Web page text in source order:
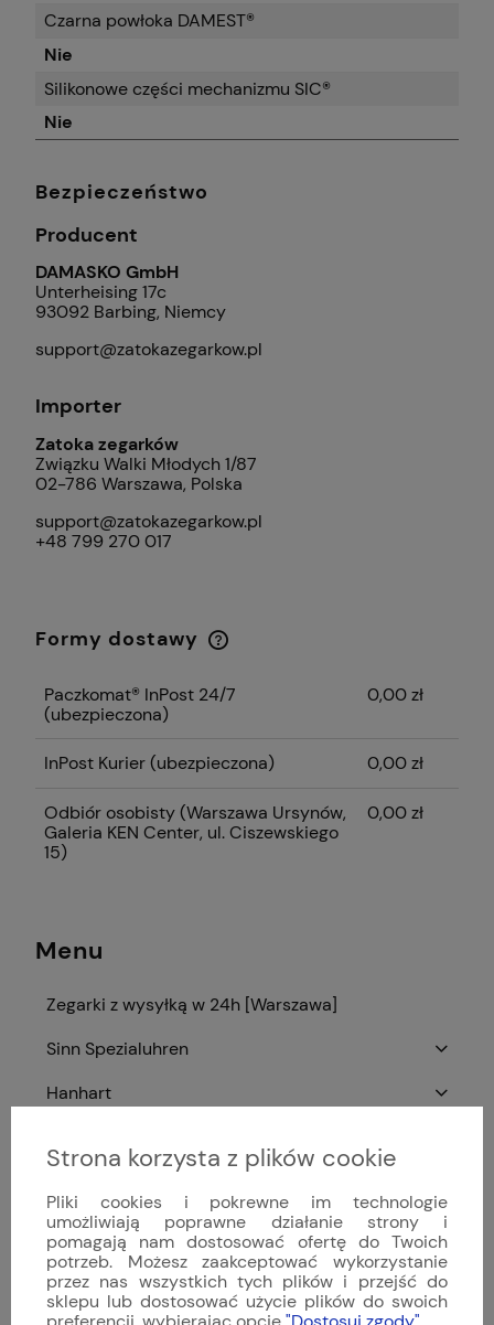
Czarna powłoka DAMEST®
Nie
Silikonowe części mechanizmu SIC®
Nie
Bezpieczeństwo
Producent
DAMASKO GmbH
Unterheising 17c
93092 Barbing, Niemcy
support@zatokazegarkow.pl
Importer
Zatoka zegarków
Związku Walki Młodych 1/87
02-786 Warszawa, Polska
support@zatokazegarkow.pl
+48 799 270 017
Formy dostawy
Cena nie zawiera ewentualnych kosztów
Paczkomat® InPost 24/7
(ubezpieczona)
0,00 zł
InPost Kurier (ubezpieczona) 0,00 zł
Odbiór osobisty(Warszawa Ursynów,
Galeria KEN Center, ul. Ciszewskiego
15)
0,00 zł
Menu
Zegarki z wysyłką w 24h [Warszawa]
Sinn Spezialuhren
Hanhart
Paski do zegarków
Paski do zegarków - kolor
Paski do zegarków - rozmiar
Strona korzysta z plików cookie
Pliki cookies i pokrewne im technologie
umożliwiają poprawne działanie strony i
pomagają nam dostosować ofertę do Twoich
potrzeb. Możesz zaakceptować wykorzystanie
przez nas wszystkich tych plików i przejść do
sklepu lub dostosować użycie plików do swoich